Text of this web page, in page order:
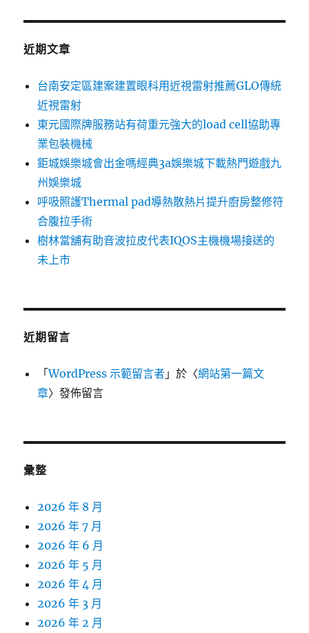
鍵
近期文章
台南安定區建案建置眼科用近視雷射推薦GLO傳統
近視雷射
東元國際牌服務站有荷重元強大的load cell協助專
業包裝機械
鉅城娛樂城會出金嗎經典3a娛樂城下載熱門遊戲九
州娛樂城
呼吸照護Thermal pad導熱散熱片提升廚房整修符
合腹拉手術
樹林當舖有助音波拉皮代表IQOS主機機場接送的
未上市
近期留言
「WordPress 示範留言者 」於〈網站第一篇文
章〉發佈留言
彙整
2026 年 8 月
2026 年 7 月
2026 年 6 月
2026 年 5 月
2026 年 4 月
2026 年 3 月
2026 年 2 月